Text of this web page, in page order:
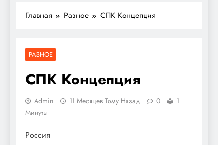
Главная Разное СПК Концепция
РАЗНОЕ
СПК Концепция
Admin 11 Месяцев Тому Назад 0
1
Минуты
Россия